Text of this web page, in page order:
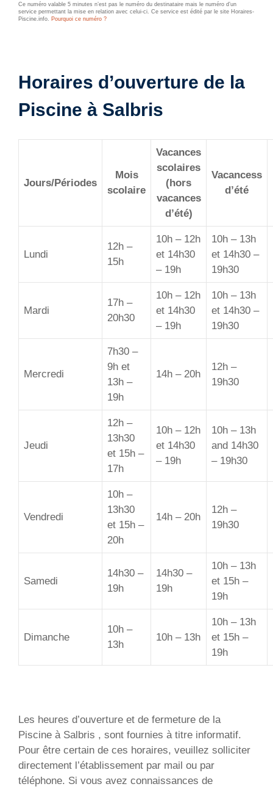
Ce numéro valable 5 minutes n’est pas le numéro du destinataire mais le numéro d’un
service permettant la mise en relation avec celui-ci. Ce service est édité par le site Horaires-
Piscine.info. Pourquoi ce numéro ?
Horaires d’ouverture de la
Piscine à Salbris
Jours/Périodes
Mois
scolaire
Vacances
scolaires
(hors
vacances
d’été)
Vacancess
d’été
Lundi
12h –
15h
10h – 12h
et 14h30
– 19h
10h – 13h
et 14h30 –
19h30
Mardi
17h –
20h30
10h – 12h
et 14h30
– 19h
10h – 13h
et 14h30 –
19h30
Mercredi
7h30 –
9h et
13h –
19h
14h – 20h
12h –
19h30
Jeudi
12h –
13h30
et 15h –
17h
10h – 12h
et 14h30
– 19h
10h – 13h
and 14h30
– 19h30
Vendredi
10h –
13h30
et 15h –
20h
14h – 20h
12h –
19h30
Samedi
14h30 –
19h
14h30 –
19h
10h – 13h
et 15h –
19h
Dimanche
10h –
13h
10h – 13h
10h – 13h
et 15h –
19h
Les heures d’ouverture et de fermeture de la
Piscine à Salbris , sont fournies à titre informatif.
Pour être certain de ces horaires, veuillez solliciter
directement l’établissement par mail ou par
téléphone. Si vous avez connaissances de